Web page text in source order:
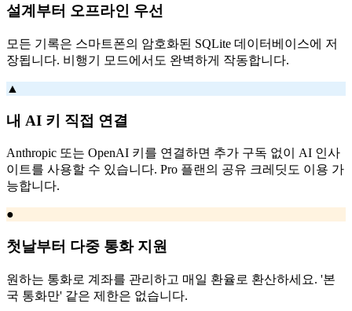
설계부터 오프라인 우선
모든 기록은 스마트폰의 암호화된 SQLite 데이터베이스에 저
장됩니다. 비행기 모드에서도 완벽하게 작동합니다.
▲
내 AI 키 직접 연결
Anthropic 또는 OpenAI 키를 연결하면 추가 구독 없이 AI 인사
이트를 사용할 수 있습니다. Pro 플랜의 공유 크레딧도 이용 가
능합니다.
●
첫날부터 다중 통화 지원
원하는 통화로 계좌를 관리하고 매일 환율로 환산하세요. '본
국 통화만' 같은 제한은 없습니다.